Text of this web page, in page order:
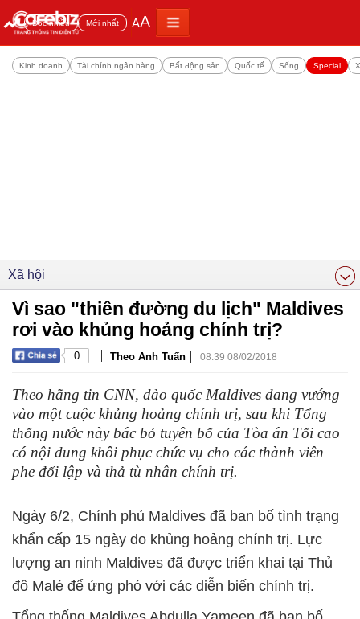
Đọc nhiều Mới nhất AA
Kinh doanh Tài chính ngân hàng Bất động sản Quốc tế Sống Special
Xã hội
Vì sao "thiên đường du lịch" Maldives
rơi vào khủng hoảng chính trị?
0 | Theo Anh Tuấn | 08:39 08/02/2018
Theo hãng tin CNN, đảo quốc Maldives đang vướng
vào một cuộc khủng hoảng chính trị, sau khi Tổng
thống nước này bác bỏ tuyên bố của Tòa án Tối cao
có nội dung khôi phục chức vụ cho các thành viên
phe đối lập và thả tù nhân chính trị.
Ngày 6/2, Chính phủ Maldives đã ban bố tình trạng
khẩn cấp 15 ngày do khủng hoảng chính trị. Lực
lượng an ninh Maldives đã được triển khai tại Thủ
đô Malé để ứng phó với các diễn biến chính trị.